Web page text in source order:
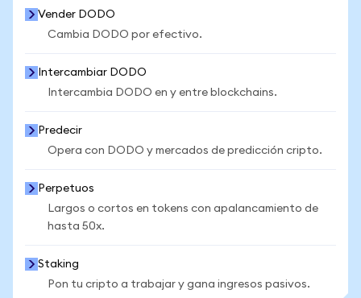
Vender DODO
Cambia DODO por efectivo.
Intercambiar DODO
Intercambia DODO en y entre blockchains.
Predecir
Opera con DODO y mercados de predicción cripto.
Perpetuos
Largos o cortos en tokens con apalancamiento de
hasta 50x.
Staking
Pon tu cripto a trabajar y gana ingresos pasivos.